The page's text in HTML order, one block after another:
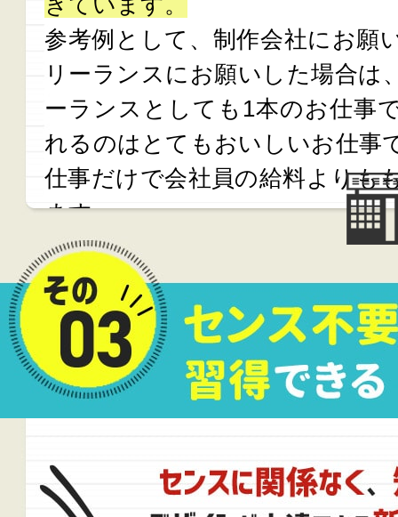
参考例として、制作会社にお願
リーランスにお願いした場合は
ーランスとしても1本のお仕事
れるのはとてもおいしいお仕事
仕事だけで会社員の給料よりも
ます。